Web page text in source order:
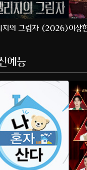
지의 그림자 (2026)이상
예능